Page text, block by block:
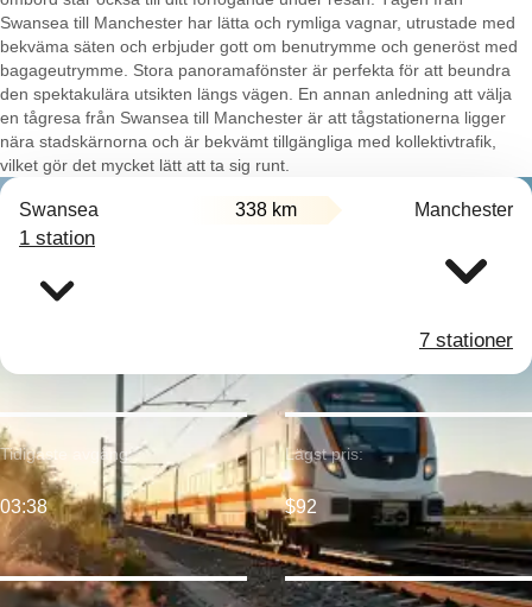
Swansea till Manchester har lätta och rymliga vagnar, utrustade med
bekväma säten och erbjuder gott om benutrymme och generöst med
bagageutrymme. Stora panoramafönster är perfekta för att beundra
den spektakulära utsikten längs vägen. En annan anledning att välja
en tågresa från Swansea till Manchester är att tågstationerna ligger
nära stadskärnorna och är bekvämt tillgängliga med kollektivtrafik,
vilket gör det mycket lätt att ta sig runt.
Swansea 338 km Manchester
1 station
7 stationer
Tidigaste avgång:
03:38
Lägst pris:
$92